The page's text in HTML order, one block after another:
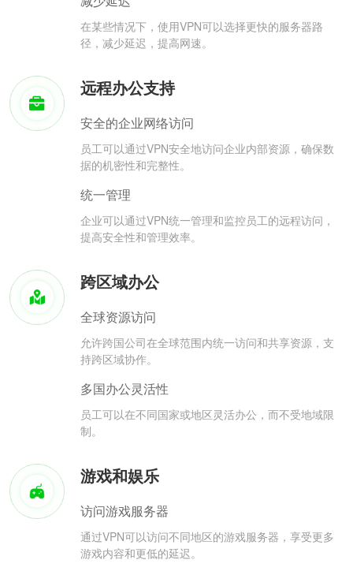
在某些情况下，使用VPN可以选择更快的服务器路
径，减少延迟，提高网速。
远程办公支持
安全的企业网络访问
员工可以通过VPN安全地访问企业内部资源，确保数
据的机密性和完整性。
统一管理
企业可以通过VPN统一管理和监控员工的远程访问，
提高安全性和管理效率。
跨区域办公
全球资源访问
允许跨国公司在全球范围内统一访问和共享资源，支
持跨区域协作。
多国办公灵活性
员工可以在不同国家或地区灵活办公，而不受地域限
制。
游戏和娱乐
访问游戏服务器
通过VPN可以访问不同地区的游戏服务器，享受更多
游戏内容和更低的延迟。